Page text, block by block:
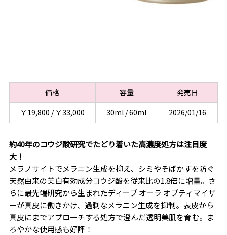
価格 容量
発売日
￥19,800 / ￥33,000
30ml / 60ml 2026/01/16
約40年のコウジ酸研究でたどり着いた高濃度処方は注目度
大！
メラノサイトでメラニン生成を抑え、シミやそばかすを防ぐ
天然由来の美白有効成分コウジ酸を従来比の1.8倍に増量。さ
らに最先端研究から生まれたディープ オーラ オプティマイザ
ーが真皮に働きかけ、過剰なメラニン生成を抑制。表皮から
真皮にまでアプローチする処方で澄んだ透明美肌を育む。ま
ろやかな使用感も好評！